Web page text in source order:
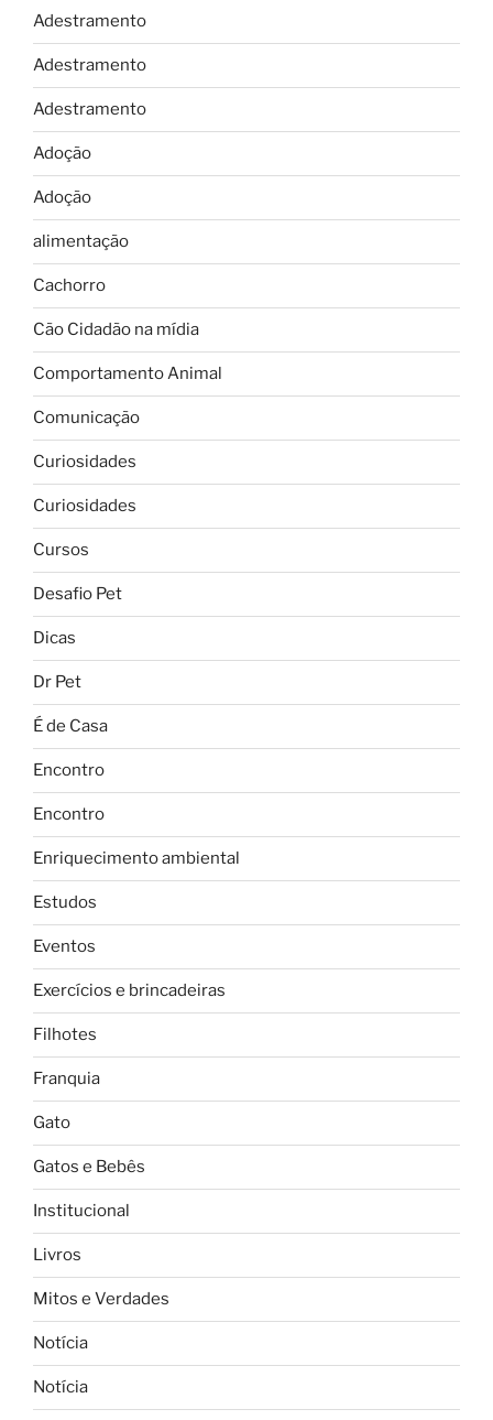
Adestramento
Adestramento
Adestramento
Adoção
Adoção
alimentação
Cachorro
Cão Cidadão na mídia
Comportamento Animal
Comunicação
Curiosidades
Curiosidades
Cursos
Desafio Pet
Dicas
Dr Pet
É de Casa
Encontro
Encontro
Enriquecimento ambiental
Estudos
Eventos
Exercícios e brincadeiras
Filhotes
Franquia
Gato
Gatos e Bebês
Institucional
Livros
Mitos e Verdades
Notícia
Notícia